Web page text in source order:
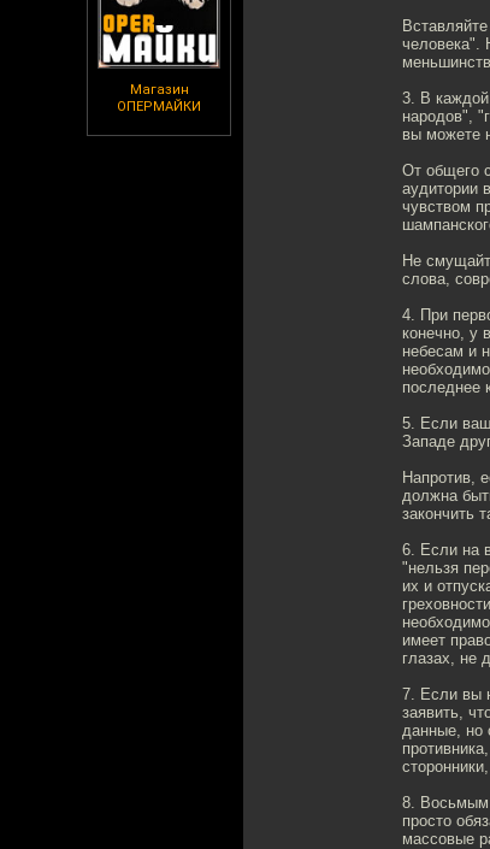
Магазин
ОПЕРМАЙКИ
человека".
3. В каждой
народов",
вы можете
От общего
аудитории
чувством
Не
слова,
4. При
конечно, у
небесам и
последнее
5. Если
Западе
Напротив,
должна
закончить
6. Если на
"нельзя
их и
имеет
глазах, не
7. Если вы
заявить,
данные, но
8. Восьмым
просто
массовые